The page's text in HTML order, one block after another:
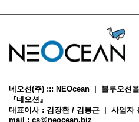
네오션(주) ::: NEOcean | 블루오션
『네오션』
대표이사 : 김장환 / 김봉근 | 사업자
mail : cs@neocean.biz